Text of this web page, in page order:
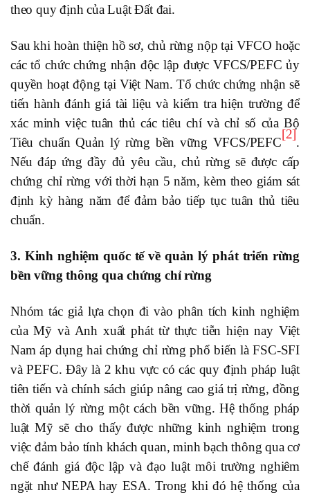
theo quy định của Luật Đất đai.
Sau khi hoàn thiện hồ sơ, chủ rừng nộp tại VFCO hoặc
các tổ chức chứng nhận độc lập được VFCS/PEFC ủy
quyền hoạt động tại Việt Nam. Tổ chức chứng nhận sẽ
tiến hành đánh giá tài liệu và kiểm tra hiện trường để
xác minh việc tuân thủ các tiêu chí và chỉ số của Bộ
Tiêu chuẩn Quản lý rừng bền vững VFCS/PEFC
[2]
.
Nếu đáp ứng đầy đủ yêu cầu, chủ rừng sẽ được cấp
chứng chỉ rừng với thời hạn 5 năm, kèm theo giám sát
định kỳ hàng năm để đảm bảo tiếp tục tuân thủ tiêu
chuẩn.
3. Kinh nghiệm quốc tế về quản lý phát triển rừng
bền vững thông qua chứng chỉ rừng
Nhóm tác giả lựa chọn đi vào phân tích kinh nghiệm
của Mỹ và Anh xuất phát từ thực tiễn hiện nay Việt
Nam áp dụng hai chứng chỉ rừng phổ biến là FSC-SFI
và PEFC. Đây là 2 khu vực có các quy định pháp luật
tiên tiến và chính sách giúp nâng cao giá trị rừng, đồng
thời quản lý rừng một cách bền vững. Hệ thống pháp
luật Mỹ sẽ cho thấy được những kinh nghiệm trong
việc đảm bảo tính khách quan, minh bạch thông qua cơ
chế đánh giá độc lập và đạo luật môi trường nghiêm
ngặt như NEPA hay ESA. Trong khi đó hệ thống của